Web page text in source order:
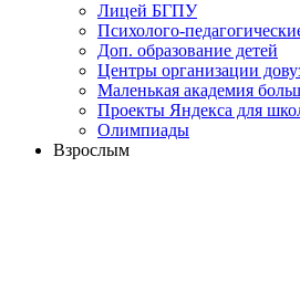
Лицей БГПУ
Психолого-
Доп. образование детей
Центры организации
Маленькая академия
Проекты Яндекса для
Олимпиады
Взрослым